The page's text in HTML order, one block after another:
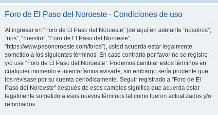
Foro de El Paso del Noroeste - Condiciones de uso
Al ingresar en “Foro de El Paso del Noroeste” (de aquí en adelante “nosotros”,
“nos”, “nuestro”, “Foro de El Paso del Noroeste”,
“https://www.pasonoroeste.com/foros”), usted acuerda estar legalmente
sometido a los siguientes términos. En caso contrario por favor no se registre
y/o use “Foro de El Paso del Noroeste”. Podemos cambiar estos términos en
cualquier momento e intentaríamos avisarle, sin embargo sería prudente que
los revisase por su cuenta periódicamente. Seguir registrado a “Foro de El
Paso del Noroeste” después de esos cambios significa que acuerda estar
legalmente sometido a esos nuevos términos tal como fueron actualizados y/o
reformados.